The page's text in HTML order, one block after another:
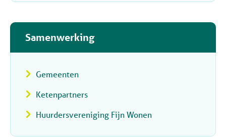
Samenwerking
Gemeenten
Ketenpartners
Huurdersvereniging Fijn Wonen